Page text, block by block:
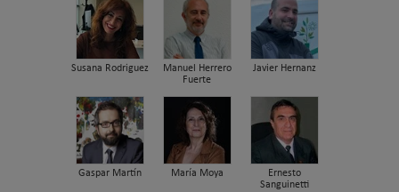
Susana Rodriguez
Manuel Herrero
Fuerte
Javier Hernanz
Gaspar Martín María Moya
Ernesto
Sanguinetti